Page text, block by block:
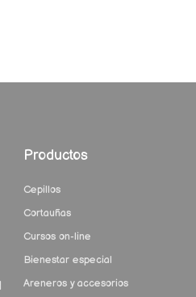
Productos
Cepillos
Cortauñas
Cursos on-line
Bienestar especial
Areneros y accesorios